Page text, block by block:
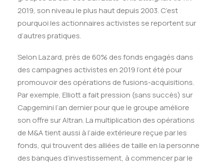
2019, son niveau le plus haut depuis 2003. C’est
pourquoi les actionnaires activistes se reportent sur
d’autres pratiques.
Selon Lazard, près de 60% des fonds engagés dans
des campagnes activistes en 2019 l’ont été pour
promouvoir des opérations de fusions-acquisitions.
Par exemple, Elliott a fait pression (sans succès) sur
Capgemini l’an dernier pour que le groupe améliore
son offre sur Altran. La multiplication des opérations
de M&A tient aussi à l’aide extérieure reçue par les
fonds, qui trouvent des alliées de taille en la personne
des banques d’investissement, à commencer par le